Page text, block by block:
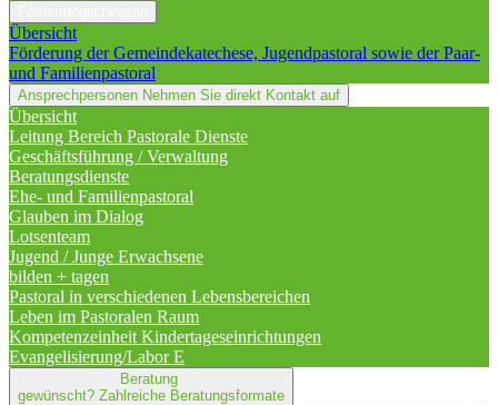
Übersicht
Förderung der Gemeindekatechese, Jugendpastoral sowie der Paar-
und Familienpastoral
Ansprechpersonen Nehmen Sie direkt Kontakt auf
Übersicht
Leitung Bereich Pastorale Dienste
Geschäftsführung / Verwaltung
Beratungsdienste
Ehe- und Familienpastoral
Glauben im Dialog
Lotsenteam
Jugend / Junge Erwachsene
bilden + tagen
Pastoral in verschiedenen Lebensbereichen
Leben im Pastoralen Raum
Kompetenzeinheit Kindertageseinrichtungen
Evangelisierung/Labor E
Beratung
gewünscht? Zahlreiche Beratungsformate